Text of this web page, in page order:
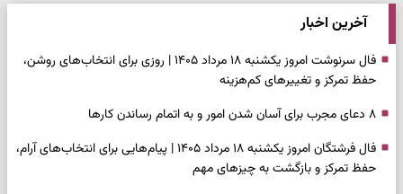
آخرین اخبار
فال سرنوشت امروز یکشنبه ۱۸ مرداد ۱۴۰۵ | روزی برای انتخاب‌های روشن،
حفظ تمرکز و تغییرهای کم‌هزینه
۸ دعای مجرب برای آسان شدن امور و به اتمام رساندن کار‌ها
فال فرشتگان امروز یکشنبه ۱۸ مرداد ۱۴۰۵ | پیام‌هایی برای انتخاب‌های آرام،
حفظ تمرکز و بازگشت به چیزهای مهم